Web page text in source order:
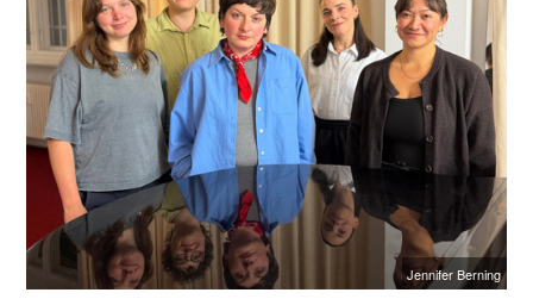
Jennifer Berning